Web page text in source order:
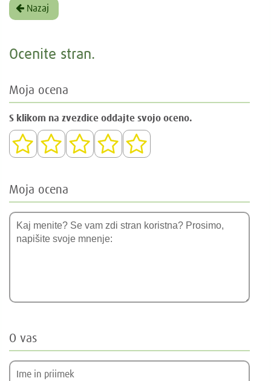
Nazaj
Ocenite stran.
Moja ocena
S klikom na zvezdice oddajte svojo oceno.
Moja ocena
O vas